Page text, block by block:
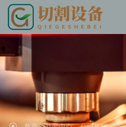
星
空
体
育
·(中
国
大
陆)
关于我们
产品展示